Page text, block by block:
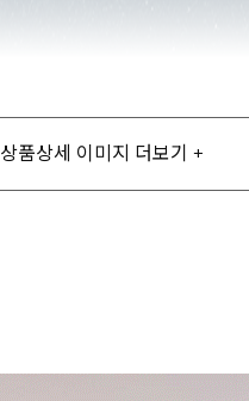
상품상세 이미지 더보기 +